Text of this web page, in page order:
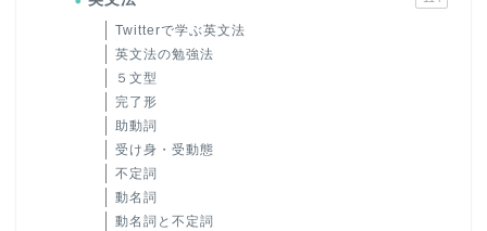
Twitterで学ぶ英文法
英文法の勉強法
５文型
完了形
助動詞
受け身・受動態
不定詞
動名詞
動名詞と不定詞